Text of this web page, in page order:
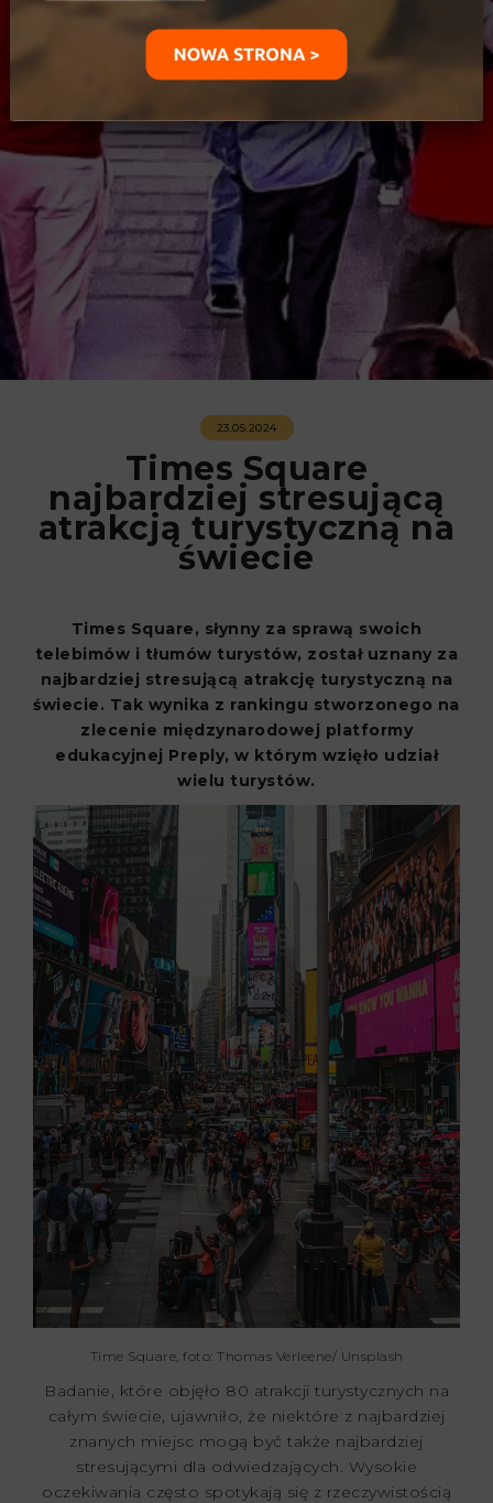
23.05.2024
Times Square
najbardziej stresującą
atrakcją turystyczną na
świecie
Times Square, słynny za sprawą swoich
telebimów i tłumów turystów, został uznany za
najbardziej stresującą atrakcję turystyczną na
świecie. Tak wynika z rankingu stworzonego na
zlecenie międzynarodowej platformy
edukacyjnej Preply, w którym wzięło udział
wielu turystów.
Time Square, foto: Thomas Verleene/ Unsplash
Badanie, które objęło 80 atrakcji turystycznych na
całym świecie, ujawniło, że niektóre z najbardziej
znanych miejsc mogą być także najbardziej
stresującymi dla odwiedzających. Wysokie
oczekiwania często spotykają się z rzeczywistością